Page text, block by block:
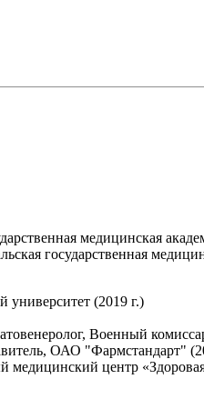
медицинская
государственная
университет (2019 г.)
Военный
ОАО "Фармстандарт"
центр